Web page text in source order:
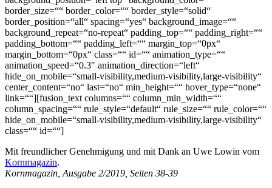
border_size=““ border_color=““ border_style=“solid“
border_position=“all“ spacing=“yes“ background_image=““
background_repeat=“no-repeat“ padding_top=““ padding_right=““
padding_bottom=““ padding_left=““ margin_top=“0px“
margin_bottom=“0px“ class=““ id=““ animation_type=““
animation_speed=“0.3″ animation_direction=“left“
hide_on_mobile=“small-visibility,medium-visibility,large-visibility“
center_content=“no“ last=“no“ min_height=““ hover_type=“none“
link=““][fusion_text columns=““ column_min_width=““
column_spacing=““ rule_style=“default“ rule_size=““ rule_color=““
hide_on_mobile=“small-visibility,medium-visibility,large-visibility“
class=““ id=““]
Mit freundlicher Genehmigung und mit Dank an Uwe Lowin vom
Kornmagazin.
Kornmagazin, Ausgabe 2/2019, Seiten 38-39